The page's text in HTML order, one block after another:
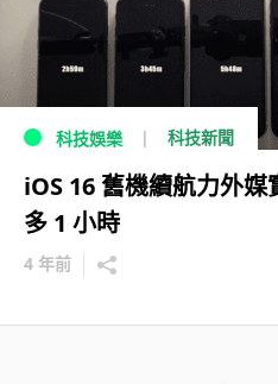
科技娛樂 科技新聞
iOS 16 舊機續航力外
多 1 小時
4 年前